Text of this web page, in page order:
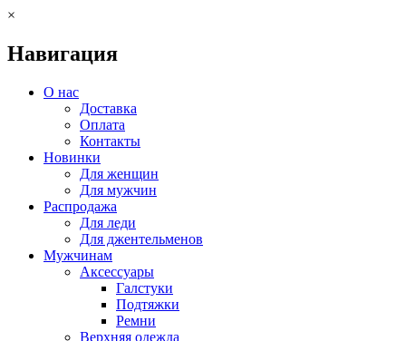
×
Навигация
О нас
Доставка
Оплата
Контакты
Новинки
Для женщин
Для мужчин
Распродажа
Для леди
Для джентельменов
Мужчинам
Аксессуары
Галстуки
Подтяжки
Ремни
Верхняя одежда